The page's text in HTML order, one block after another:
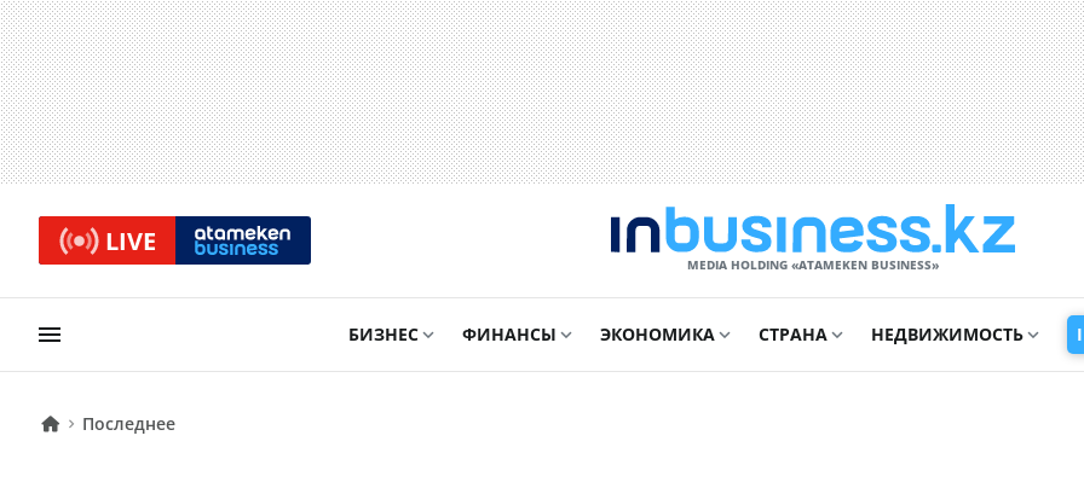
LIVE
MEDIA HOLDING «ATAMEKЕN BUSINESS»
БИЗНЕС ФИНАНСЫ ЭКОНОМИКА СТРАНА НЕДВИЖИМОСТЬ
Последнее